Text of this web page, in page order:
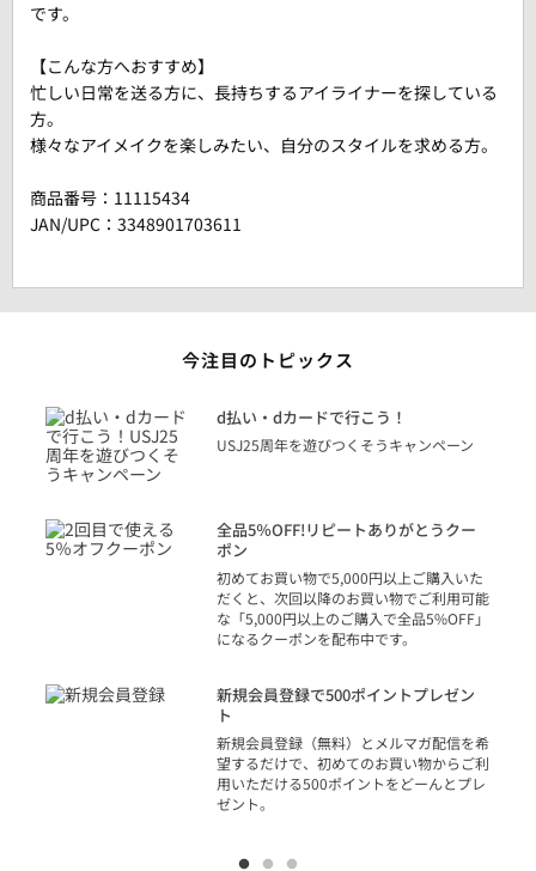
です。
【こんな方へおすすめ】
忙しい日常を送る方に、長持ちするアイライナーを探している
方。
様々なアイメイクを楽しみたい、自分のスタイルを求める方。
商品番号： 11115434
JAN/UPC：3348901703611
今注目のトピックス
d払い・dカードで行こう！
USJ25周年を遊びつくそうキャンペーン
全品5％OFF!リピートありがとうクー
ポン
初めてお買い物で5,000円以上ご購入いた
だくと、次回以降のお買い物でご利用可能
な「5,000円以上のご購入で全品5%OFF」
になるクーポンを配布中です。
新規会員登録で500ポイントプレゼン
ト
新規会員登録（無料）とメルマガ配信を希
望するだけで、初めてのお買い物からご利
用いただける500ポイントをどーんとプレ
ゼント。